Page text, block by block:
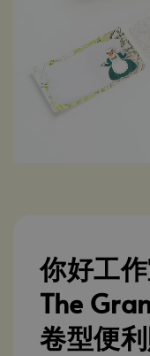
你好工
The
卷型便